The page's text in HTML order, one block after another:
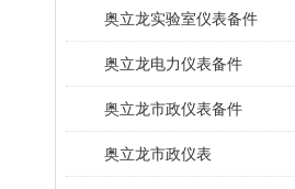
奥立龙实验室仪表备件
奥立龙电力仪表备件
奥立龙市政仪表备件
奥立龙市政仪表